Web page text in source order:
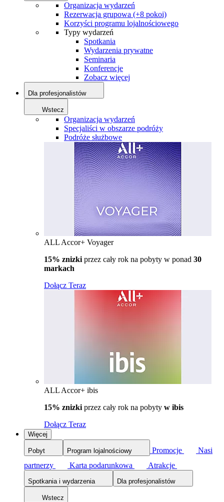
Organizacja wydarzeń
Rezerwacja grupowa (+8 pokoi)
Korzyści programu lojalnościowego
Typy wydarzeń
Spotkania
Wydarzenia prywatne
Seminaria
Konferencje
Zobacz więcej
Dla profesjonalistów
Wstecz
Organizacja wydarzeń
Specjaliści w obszarze podróży
Podróże służbowe
ALL Accor+ Voyager
15% znizki przez cały rok na pobyty w ponad 30
markach
Dołącz Teraz
ALL Accor+ ibis
15% znizki przez cały rok na pobyty w ibis
Dołącz Teraz
Więcej
Pobyt Program lojalnościowy Promocje
Nasi
partnerzy
Karta podarunkowa Atrakcje
Spotkania i wydarzenia Dla profesjonalistów
Wstecz